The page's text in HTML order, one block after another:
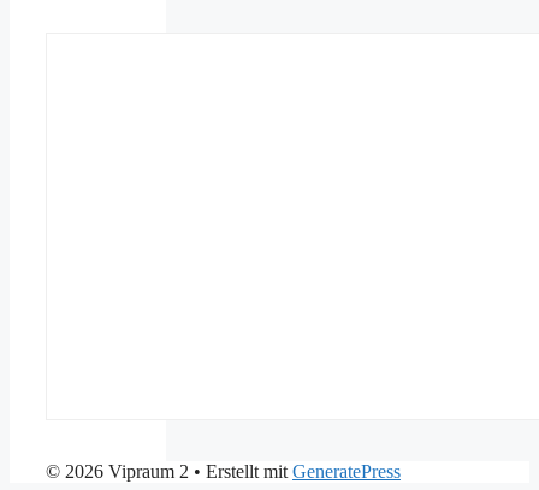
© 2026 Vipraum 2 • Erstellt mit GeneratePress